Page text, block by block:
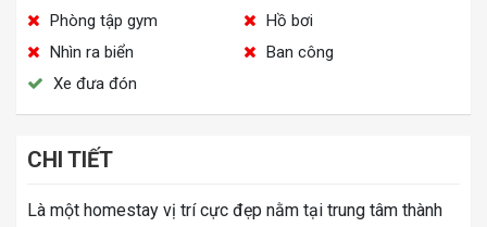
Phòng tập gym
Hồ bơi
Nhìn ra biển
Ban công
Xe đưa đón
CHI TIẾT
Là một homestay vị trí cực đẹp nằm tại trung tâm thành